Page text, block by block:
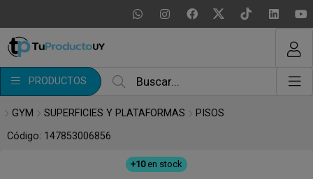
PRODUCTOS
MI COMPRA
GYM SUPERFICIES Y PLATAFORMAS
PISOS
Código: 147853006856
+10 en stock